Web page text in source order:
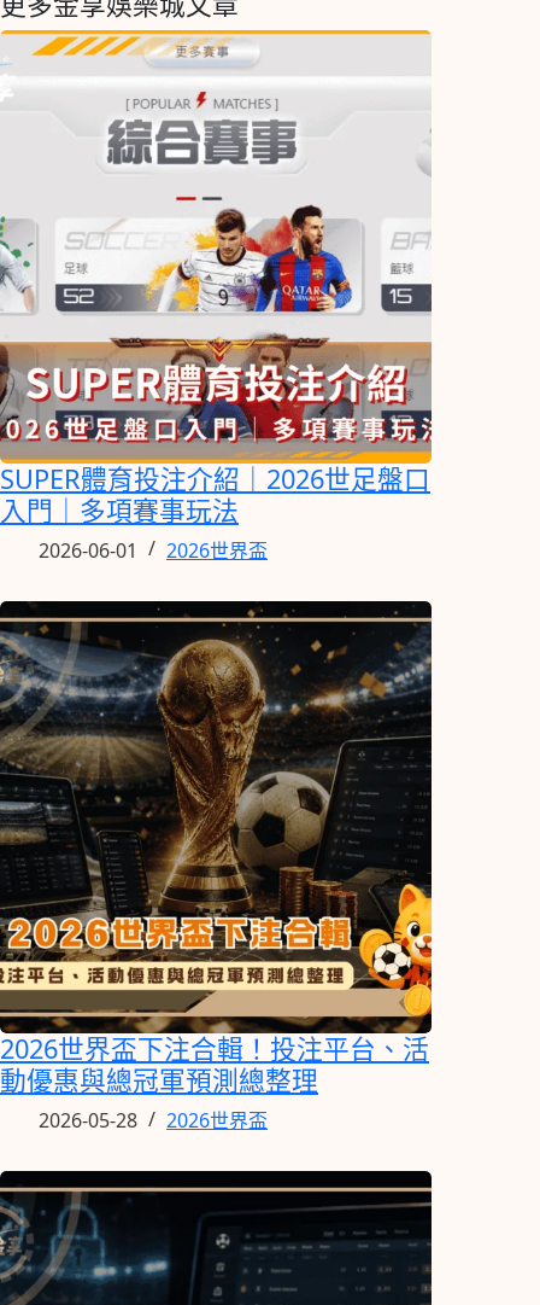
SUPER體育投注介紹｜2026世足盤口
入門｜多項賽事玩法
2026-06-01 2026世界盃
2026世界盃下注合輯！投注平台、活
動優惠與總冠軍預測總整理
2026-05-28 2026世界盃